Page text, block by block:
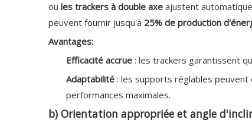
ou les trackers à double axe ajustent
peuvent fournir jusqu'à 25% de production
Avantages:
Efficacité accrue : les trackers garantissent
Adaptabilité : les supports réglables
performances maximales.
b) Orientation appropriée et angle